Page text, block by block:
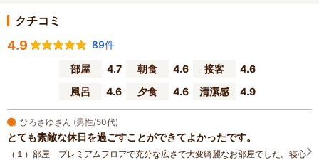
クチコミ
4.9
89件
部屋
4.7 朝食 4.6 接客
4.6
風呂
4.6 夕食 4.6 清潔感 4.9
ひろさゆさん (男性/50代)
とても素敵な休日を過ごすことができてよかったです。
（１）部屋 プレミアムフロアで充分な広さで大変綺麗なお部屋でした。寝心